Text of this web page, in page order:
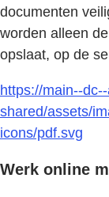
documenten
worden alleen
opslaat, op de
https://main--
shared/assets/
icons/pdf.svg
Werk online